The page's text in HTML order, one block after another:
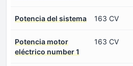
Potencia del sistema 163 CV
Potencia motor
eléctrico number 1
163 CV